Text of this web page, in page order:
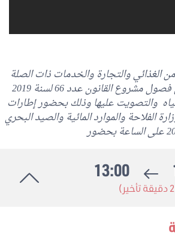
الغذائي والتجارة والخدمات ذات الصلة
جلسة لمواصلة النظر في فصول مشروع القانون عدد 66 لسنة 2019
والتصويت عليها وذلك بحضور إطارات
الفلاحة والموارد المائية والصيد البحري
13:00